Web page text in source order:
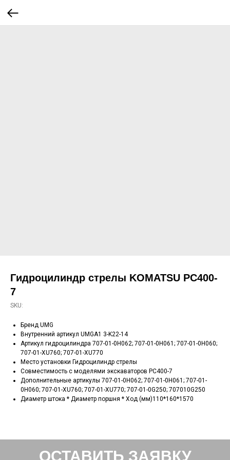
Гидроцилиндр стрелы KOMATSU PC400-
7
SKU:
Бренд UMG
Внутренний артикул UMGA1 3-K22-14
Артикул гидроцилиндра 707-01-0H062; 707-01-0Н061; 707-01-0Н060;
707-01-XU760; 707-01-XU770
Место установки Гидроцилиндр стрелы
Совместимость с моделями экскаваторов PC400-7
Дополнительные артикулы 707-01-0H062; 707-01-0Н061; 707-01-
0Н060; 707-01-XU760; 707-01-XU770; 707-01-0G250; 707010G250
Диаметр штока * Диаметр поршня * Ход (мм)110*160*1570
ОСТАВИТЬ ЗАЯВКУ